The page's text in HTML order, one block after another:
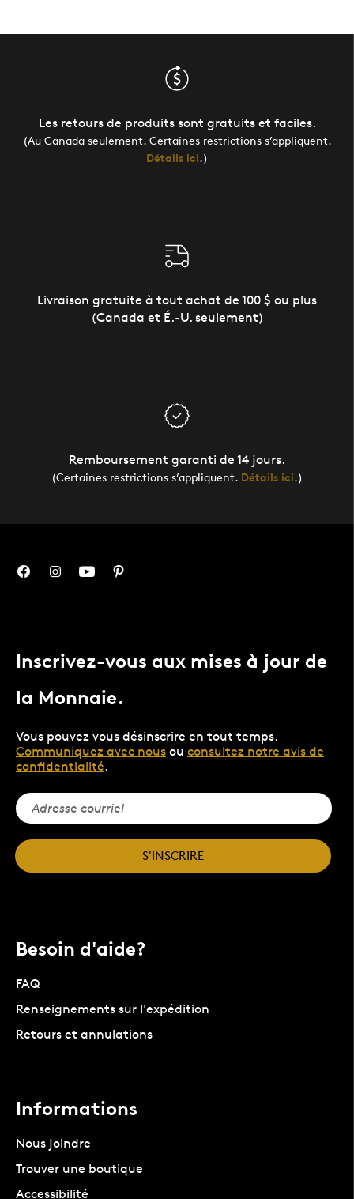
Les retours de produits sont gratuits et faciles.
(Au Canada seulement. Certaines restrictions s’appliquent.
Détails ici.)
Livraison gratuite à tout achat de 100 $ ou plus
(Canada et É.-U. seulement)
Remboursement garanti de 14 jours.
(Certaines restrictions s’appliquent. Détails ici.)
Inscrivez-vous aux mises à jour de
la Monnaie.
Vous pouvez vous désinscrire en tout temps.
Communiquez avec nous ou consultez notre avis de
confidentialité.
S'INSCRIRE
Besoin d'aide?
FAQ
Renseignements sur l'expédition
Retours et annulations
Informations
Nous joindre
Trouver une boutique
Accessibilité